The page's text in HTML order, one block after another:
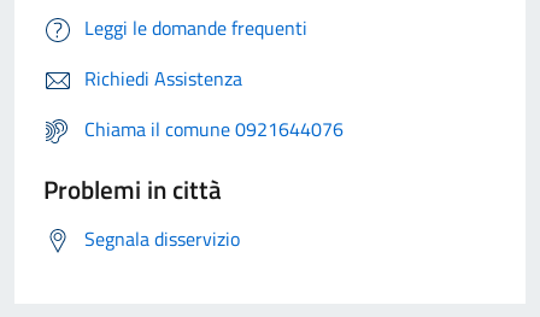
Leggi le domande frequenti
Richiedi Assistenza
Chiama il comune 0921644076
Problemi in città
Segnala disservizio